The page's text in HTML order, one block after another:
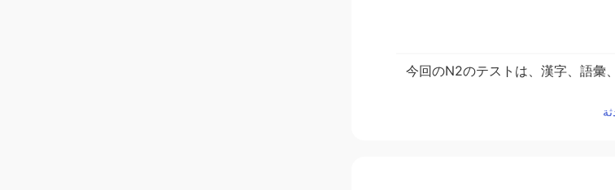
今回のN2のテストは、漢字、語彙
今回のN2のテストは、漢字、語彙